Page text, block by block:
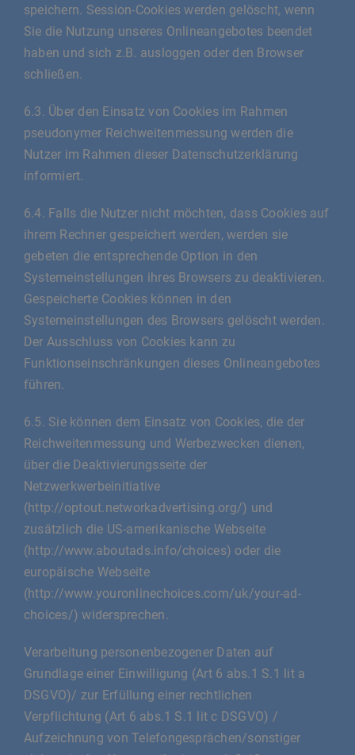
speichern. Session-Cookies werden gelöscht, wenn
Sie die Nutzung unseres Onlineangebotes beendet
haben und sich z.B. ausloggen oder den Browser
schließen.
6.3. Über den Einsatz von Cookies im Rahmen
pseudonymer Reichweitenmessung werden die
Nutzer im Rahmen dieser Datenschutzerklärung
informiert.
6.4. Falls die Nutzer nicht möchten, dass Cookies auf
ihrem Rechner gespeichert werden, werden sie
gebeten die entsprechende Option in den
Systemeinstellungen ihres Browsers zu deaktivieren.
Gespeicherte Cookies können in den
Systemeinstellungen des Browsers gelöscht werden.
Der Ausschluss von Cookies kann zu
Funktionseinschränkungen dieses Onlineangebotes
führen.
6.5. Sie können dem Einsatz von Cookies, die der
Reichweitenmessung und Werbezwecken dienen,
über die Deaktivierungsseite der
Netzwerkwerbeinitiative
(http://optout.networkadvertising.org/) und
zusätzlich die US-amerikanische Webseite
(http://www.aboutads.info/choices) oder die
europäische Webseite
(http://www.youronlinechoices.com/uk/your-ad-
choices/) widersprechen.
Verarbeitung personenbezogener Daten auf
Grundlage einer Einwilligung (Art 6 abs.1 S.1 lit a
DSGVO)/ zur Erfüllung einer rechtlichen
Verpflichtung (Art 6 abs.1 S.1 lit c DSGVO) /
Aufzeichnung von Telefongesprächen/sonstiger